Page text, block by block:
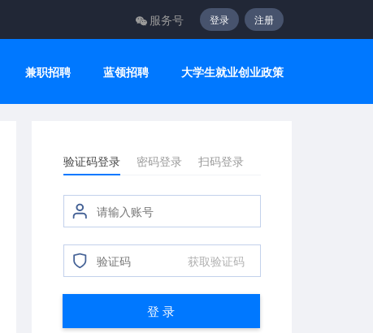
服务号 登录 注册
兼职招聘 蓝领招聘 大学生就业创业政策
验证码登录 密码登录 扫码登录
获取验证码
登 录